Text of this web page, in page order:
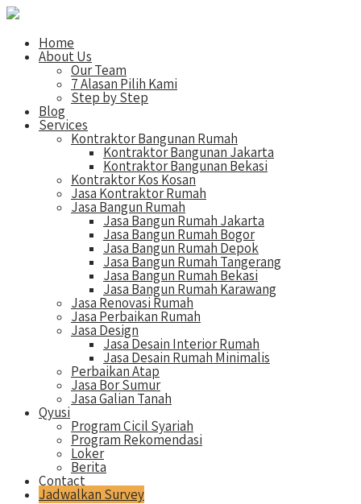
Home
About Us
Our Team
7 Alasan Pilih Kami
Step by Step
Blog
Services
Kontraktor Bangunan Rumah
Kontraktor Bangunan Jakarta
Kontraktor Bangunan Bekasi
Kontraktor Kos Kosan
Jasa Kontraktor Rumah
Jasa Bangun Rumah
Jasa Bangun Rumah Jakarta
Jasa Bangun Rumah Bogor
Jasa Bangun Rumah Depok
Jasa Bangun Rumah Tangerang
Jasa Bangun Rumah Bekasi
Jasa Bangun Rumah Karawang
Jasa Renovasi Rumah
Jasa Perbaikan Rumah
Jasa Design
Jasa Desain Interior Rumah
Jasa Desain Rumah Minimalis
Perbaikan Atap
Jasa Bor Sumur
Jasa Galian Tanah
Qyusi
Program Cicil Syariah
Program Rekomendasi
Loker
Berita
Contact
Jadwalkan Survey